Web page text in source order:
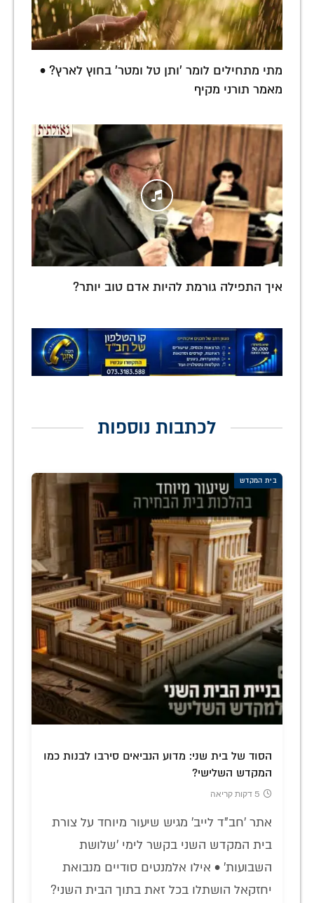
מתי מתחילים לומר 'ותן טל ומטר' בחוץ לארץ? •
מאמר תורני מקיף
איך התפילה גורמת להיות אדם טוב יותר?
לכתבות נוספות
בית המקדש
הסוד של בית שני: מדוע הנביאים סירבו לבנות כמו
המקדש השלישי?
5 דקות קריאה
אתר 'חב"ד לייב' מגיש שיעור מיוחד על צורת
בית המקדש השני בקשר לימי 'שלושת
השבועות' • אילו אלמנטים סודיים מנבואת
יחזקאל הושתלו בכל זאת בתוך הבית השני?